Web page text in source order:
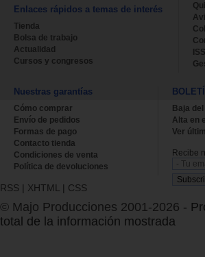
Enlaces rápidos a temas de interés
Tienda
Bolsa de trabajo
Actualidad
Cursos y congresos
Nuestras garantías
Cómo comprar
Envío de pedidos
Formas de pago
Contacto tienda
Condiciones de venta
Política de devoluciones
Baja
Alta en
Ver
Recibe
RSS | XHTML | CSS
© Majo Producciones 2001-2026 -
total de la información mostrada